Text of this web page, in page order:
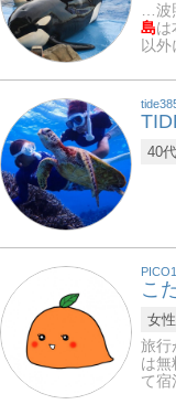
…波
島は
以
40代
こ
女性
旅行
は無
て宿